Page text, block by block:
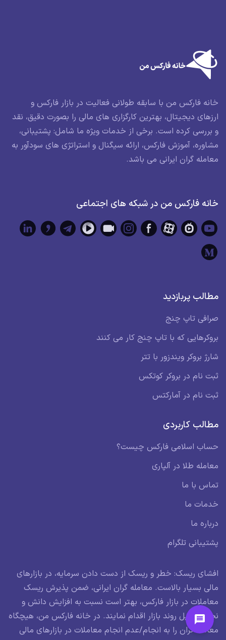
خانه فارکس من با سابقه طولانی فعالیت در بازار فارکس و
ارزهای دیجیتال، بهترین کارگزاری های مالی را بصورت دقیق، نقد
و بررسی کرده است. برخی از خدمات ویژه ما شامل: پشتیبانی،
مشاوره، آموزش فارکس، ارائه سیگنال و استراتژی های سودآور به
معامله گران ایرانی می باشد.
خانه فارکس من در شبکه های اجتماعی
مطالب پربازدید
صرافی تاپ چنج
بروکرهایی که با تاپ چنج کار می کنند
شارژ بروکر ویندزور با تتر
ثبت نام در بروکر کوتکس
ثبت نام در آمارکتس
مطالب کاربردی
حساب اسلامی فارکس چیست؟
معامله طلا در آلپاری
تماس با ما
خدمات ما
درباره ما
پشتیبانی تلگرام
افشای ریسک: خطر و ریسک از دست دادن سرمایه، در بازارهای
مالی بسیار بالاست. معامله گران ایرانی، ضمن پذیرش ریسک
معاملات در بازار فارکس، بهتر است نسبت به افزایش دانش و
نحوه تحلیل روند بازار اقدام نمایند. در خانه فارکس من، هیچگاه
معامله گران را به انجام/عدم انجام معاملات در بازارهای مالی